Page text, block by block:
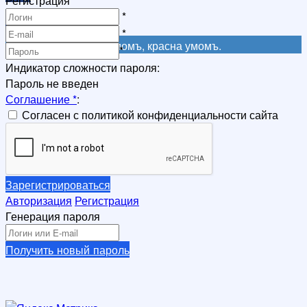
Регистрация
Регистрация
Не красна книга письмомъ, красна умомъ.
*
*
*
Индикатор сложности пароля:
Пароль не введен
Соглашение*:
Согласен с политикой конфиденциальности сайта
Зарегистрироваться
Авторизация Регистрация
Генерация пароля
Получить новый пароль